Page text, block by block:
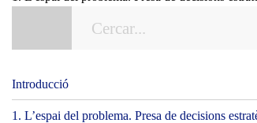
Introducció
1. L’espai del problema. Presa de decisions